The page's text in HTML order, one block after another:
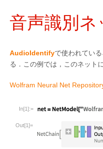
音声識別
AudioIdentifyで使われてい
る．この例では，このネット
Wolfram Neural Net
In[1]:=
Out[1]=